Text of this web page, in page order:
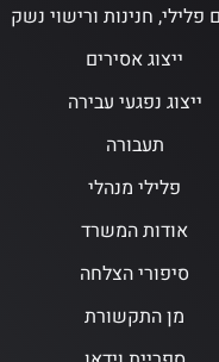
פלילי, חנינות ורישוי נשק
ייצוג אסירים
ייצוג נפגעי עבירה
תעבורה
פלילי מנהלי
אודות המשרד
סיפורי הצלחה
מן התקשורת